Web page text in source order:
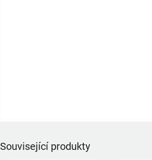
Související produkty